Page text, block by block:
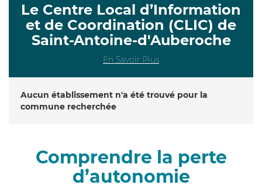
Le Centre Local d’Information
et de Coordination (CLIC) de
Saint-Antoine-d'Auberoche
En Savoir Plus
Aucun établissement n'a été trouvé pour la
commune recherchée
Comprendre la perte
d’autonomie